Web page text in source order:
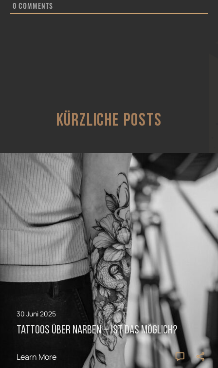
0 COMMENTS
KÜRZLICHE POSTS
30 Juni 2025
Tattoos über Narben – Ist das möglich?
Learn More